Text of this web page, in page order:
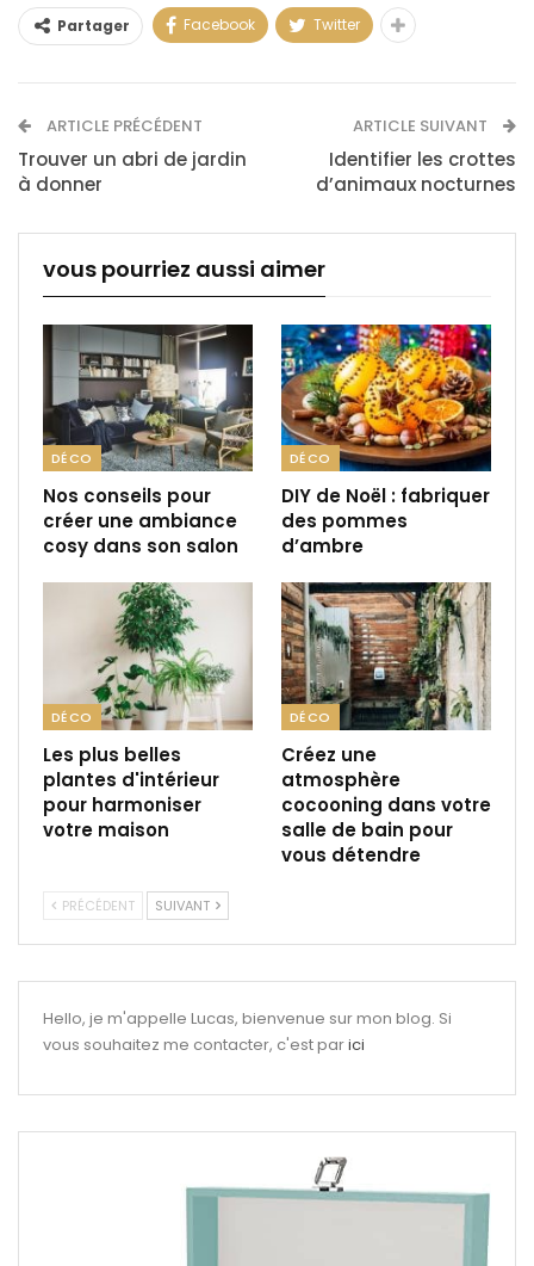
Partager Facebook Twitter
ARTICLE PRÉCÉDENT
Trouver un abri de jardin
à donner
ARTICLE SUIVANT
Identifier les crottes
d’animaux nocturnes
vous pourriez aussi aimer
DÉCO
Nos conseils pour
créer une ambiance
cosy dans son salon
DÉCO
DIY de Noël : fabriquer
des pommes
d’ambre
DÉCO
Les plus belles
plantes d'intérieur
pour harmoniser
votre maison
DÉCO
Créez une
atmosphère
cocooning dans votre
salle de bain pour
vous détendre
PRÉCÉDENT SUIVANT
Hello, je m'appelle Lucas, bienvenue sur mon blog. Si
vous souhaitez me contacter, c'est parici